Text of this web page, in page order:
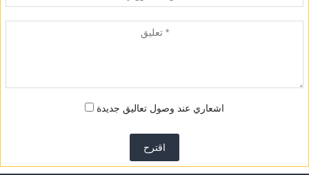
اشعاري عند وصول تعاليق جديدة
اقترح